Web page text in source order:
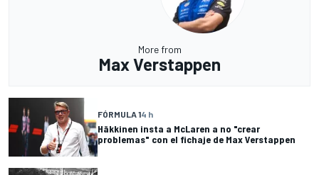
More from
Max Verstappen
FÓRMULA 14 h
Häkkinen insta a McLaren a no "crear
problemas" con el fichaje de Max Verstappen